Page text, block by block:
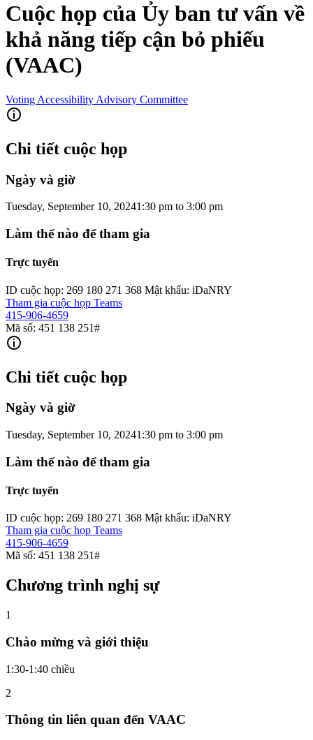
Cuộc họp của Ủy ban tư vấn về
khả năng tiếp cận bỏ phiếu
(VAAC)
Voting Accessibility Advisory Committee
Chi tiết cuộc họp
Ngày và giờ
Tuesday, September 10, 20241:30 pm to 3:00 pm
Làm thế nào để tham gia
Trực tuyến
ID cuộc họp: 269 180 271 368 Mật khẩu: iDaNRY
Tham gia cuộc họp Teams
415-906-4659
Mã số: 451 138 251#
Chi tiết cuộc họp
Ngày và giờ
Tuesday, September 10, 20241:30 pm to 3:00 pm
Làm thế nào để tham gia
Trực tuyến
ID cuộc họp: 269 180 271 368 Mật khẩu: iDaNRY
Tham gia cuộc họp Teams
415-906-4659
Mã số: 451 138 251#
Chương trình nghị sự
1
Chào mừng và giới thiệu
1:30-1:40 chiều
2
Thông tin liên quan đến VAAC